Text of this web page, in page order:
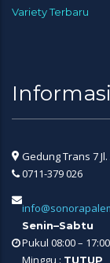
Variety Terbaru
Gedung Trans 7
0711-379 026
Senin–Sabtu
Pukul 08:00 – 17:00
Minggu : TUTUP